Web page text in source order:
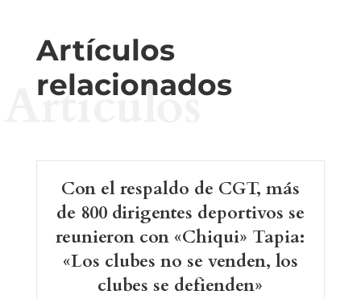
Artículos
relacionados
Artículos
Con el respaldo de CGT, más
de 800 dirigentes deportivos se
reunieron con «Chiqui» Tapia:
«Los clubes no se venden, los
clubes se defienden»